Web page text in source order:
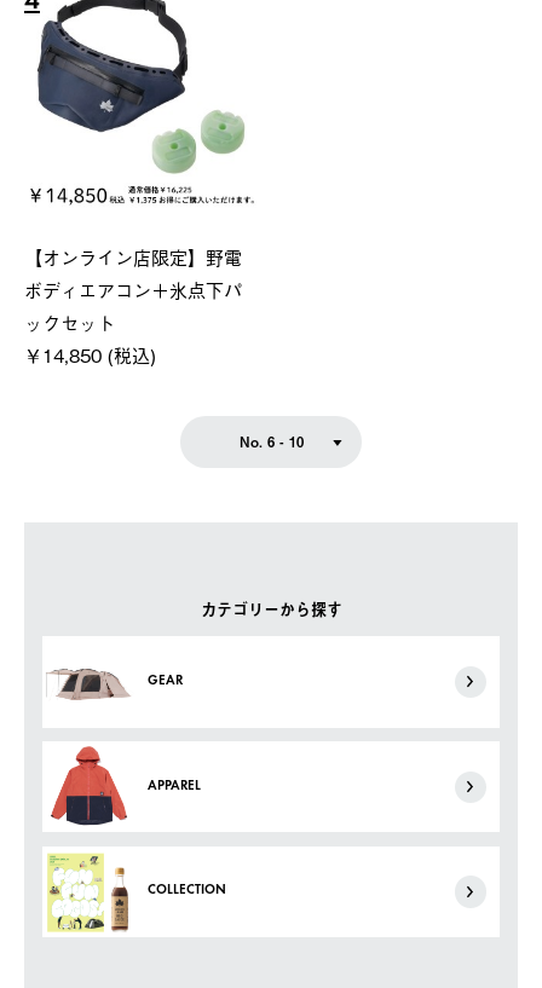
カテゴリーから探す
GEAR
APPAREL
COLLECTION
【オンライン店限定】野電
ボディエアコン＋氷点下パ
ックセット
￥14,850 (税込)
No. 6 - 10